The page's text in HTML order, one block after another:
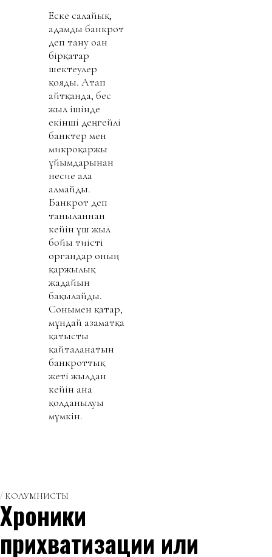
Еске салайық,
адамды банкрот
деп тану оған
бірқатар
шектеулер
қояды. Атап
айтқанда, бес
жыл ішінде
екінші деңгейлі
банктер мен
микроқаржы
ұйымдарынан
несие ала
алмайды.
Банкрот деп
танылғаннан
кейін үш жыл
бойы тиісті
органдар оның
қаржылық
жағдайын
бақылайды.
Сонымен қатар,
мұндай азаматқа
қатысты
қайталанатын
банкроттық
жеті жылдан
кейін ғана
қолданылуы
мүмкін.
КОЛУМНИСТЫ
Хроники
прихватизации или